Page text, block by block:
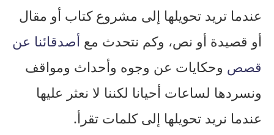
عندما تريد تحويلها إلى مشروع كتاب أو مقال
أو قصيدة أو نص، وكم نتحدث مع أصدقائنا عن
قصص وحكايات عن وجوه وأحداث ومواقف
ونسردها لساعات أحيانا لكننا لا نعثر عليها
عندما نريد تحويلها إلى كلمات تقرأ.